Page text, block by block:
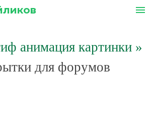
menu
анимация картинки»
для форумов